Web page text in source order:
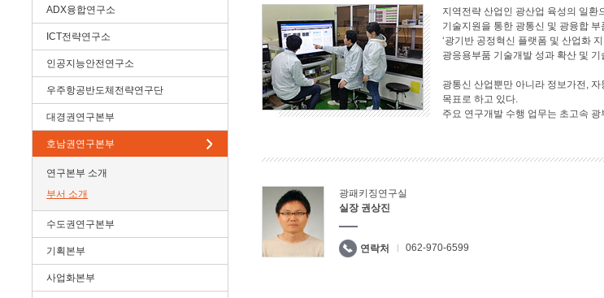
ADX융합연구소
ICT전략연구소
인공지능안전연구소
우주항공반도체전략연구단
대경권연구본부
호남권연구본부
연구본부 소개
부서 소개
수도권연구본부
기획본부
사업화본부
지역전략 산업인 광산업 육성의 일환
기술지원을 통한 광통신 및 광융합
‘광기반 공정혁신 플랫폼 및 산업화
광응용부품 기술개발 성과 확산 및
광통신 산업뿐만 아니라 정보가전,
목표로 하고 있다.
주요 연구개발 수행 업무는 초고속
광패키징연구실
실장 권상진
연락처 062-970-6599